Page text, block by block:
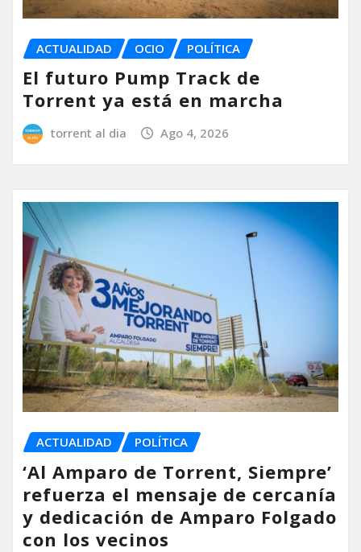
ACTUALIDAD OCIO POLÍTICA
El futuro Pump Track de
Torrent ya está en marcha
torrent al dia Ago 4, 2026
ACTUALIDAD POLÍTICA
‘Al Amparo de Torrent, Siempre’
refuerza el mensaje de cercanía
y dedicación de Amparo Folgado
con los vecinos